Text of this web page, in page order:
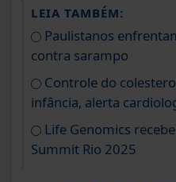
LEIA TAMBÉM:
Paulistanos
contra sarampo
Controle do
infância, alerta
Life Genomics
Summit Rio 2025